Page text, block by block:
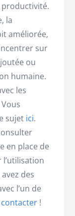
la
améliorée,
sur
ou
humaine.
les
sujet ici.
en place de
des
l’un de
contacter !